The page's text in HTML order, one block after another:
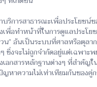
การสาธารณะเพื่อประโยช
อทำหน้าที่ในการดูแลประโ
” อันเป็นระบบที่ศาลหรือตุ
ซึ่งจะไม่ถูกจำกัดอยู่แต่เฉพ
เอกสารหลักฐานต่างๆ ที่สำ
หาความไม่เท่าเทียมกันขอ